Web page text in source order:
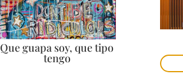
Que guapa soy, que tipo
tengo